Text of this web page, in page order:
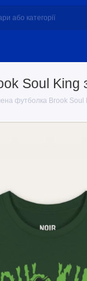
Soul King
футболка Brook Soul